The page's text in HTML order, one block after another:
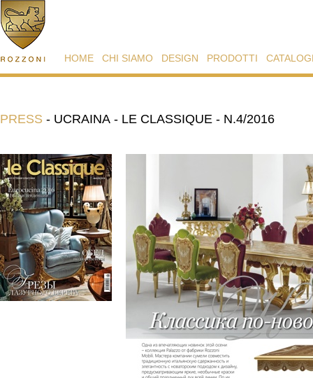
HOME CHI SIAMO DESIGN PRODOTTI
PRESS - UCRAINA - LE CLASSIQUE - N.4/2016